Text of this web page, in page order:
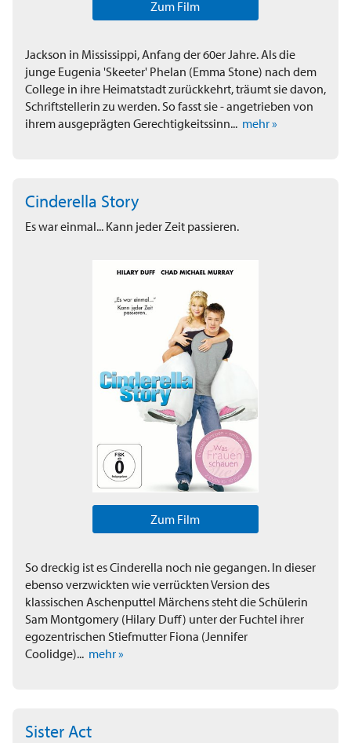
Zum Film
Jackson in Mississippi, Anfang der 60er Jahre. Als die
junge Eugenia 'Skeeter' Phelan (Emma Stone) nach dem
College in ihre Heimatstadt zurückkehrt, träumt sie davon,
Schriftstellerin zu werden. So fasst sie - angetrieben von
ihrem ausgeprägten Gerechtigkeitssinn... mehr »
Cinderella Story
Es war einmal... Kann jeder Zeit passieren.
Zum Film
So dreckig ist es Cinderella noch nie gegangen. In dieser
ebenso verzwickten wie verrückten Version des
klassischen Aschenputtel Märchens steht die Schülerin
Sam Montgomery (Hilary Duff) unter der Fuchtel ihrer
egozentrischen Stiefmutter Fiona (Jennifer
Coolidge)... mehr »
Sister Act